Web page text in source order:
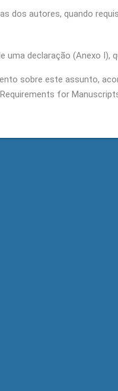
dos autores, quando
uma declaração (Anexo
sobre este assunto,
for